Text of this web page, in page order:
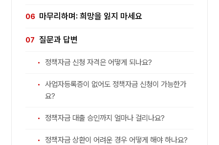
마무리하며: 희망을 잃지 마세요
질문과 답변
정책자금 신청 자격은 어떻게 되나요?
사업자등록증이 없어도 정책자금 신청이 가능한가
요?
정책자금 대출 승인까지 얼마나 걸리나요?
정책자금 상환이 어려운 경우 어떻게 해야 하나요?